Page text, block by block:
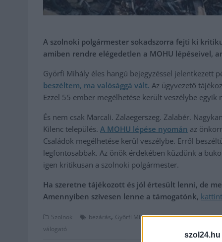
szol24.hu
A szolnoki polgármester sokadszorra fejti ki
amiben rendre elégedetlen a MOHU lépéseivel,
Györfi Mihály éles hangú bejegyzéssel jelentkezett
beszéltem, ma valósággá vált. Az ügyvezető
Ezzel 55 ember megélhetése került veszélybe egyik
És nem csak Marcali. Zalaegerszeg. Zalabér.
Kilenc település. A MOHU lépése nyomán az
Családok megélhetése kerül veszélybe. Erről
legfontosabbak. Az önök érdekében küzdünk a
igen kritikusan a szolnoki polgármester.
Ha szeretne tájékozott és jól értesült lenni, de
Amennyiben szívesen lenne a támogatónk,
Szolnok bezárás, Győrfi Mihály,hulladék,Jász-
válogató